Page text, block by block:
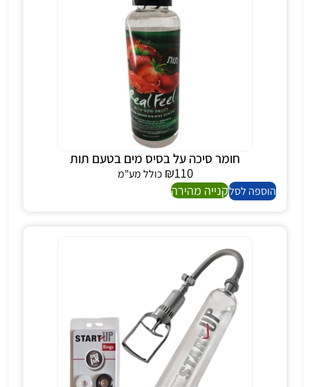
חומר סיכה על בסיס מים בטעם תות
₪110
כולל מע"מ
הוספה לסלקנייה מהירה